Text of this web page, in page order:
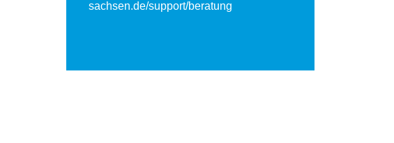
sachsen.de/support/beratung